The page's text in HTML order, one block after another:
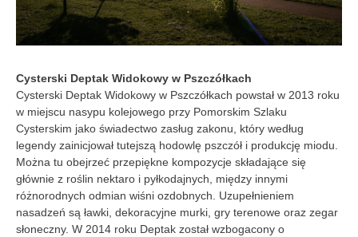
Cysterski Deptak Widokowy w Pszczółkach
Cysterski Deptak Widokowy w Pszczółkach powstał w 2013 roku
w miejscu nasypu kolejowego przy Pomorskim Szlaku
Cysterskim jako świadectwo zasług zakonu, który według
legendy zainicjował tutejszą hodowlę pszczół i produkcję miodu.
Można tu obejrzeć przepiękne kompozycje składające się
głównie z roślin nektaro i pyłkodajnych, między innymi
różnorodnych odmian wiśni ozdobnych. Uzupełnieniem
nasadzeń są ławki, dekoracyjne murki, gry terenowe oraz zegar
słoneczny. W 2014 roku Deptak został wzbogacony o